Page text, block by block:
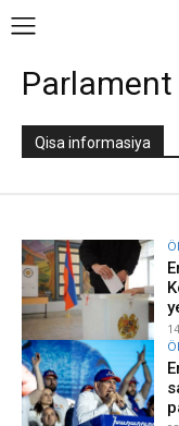
Qisa informasiya